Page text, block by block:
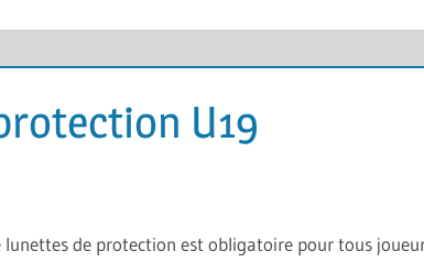
U19
de protection est obligatoire pour tous